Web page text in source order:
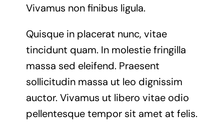
Vivamus non finibus ligula.
Quisque in placerat nunc, vitae
tincidunt quam. In molestie fringilla
massa sed eleifend. Praesent
sollicitudin massa ut leo dignissim
auctor. Vivamus ut libero vitae odio
pellentesque tempor sit amet at felis.